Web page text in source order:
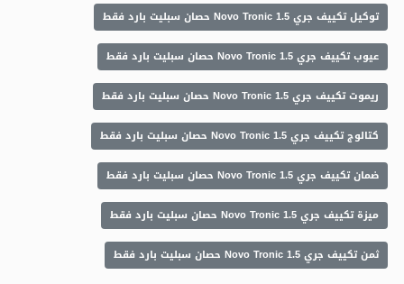
توكيل تكييف جري Novo Tronic 1.5 حصان سبليت بارد فقط
عيوب تكييف جري Novo Tronic 1.5 حصان سبليت بارد فقط
ريموت تكييف جري Novo Tronic 1.5 حصان سبليت بارد فقط
كتالوج تكييف جري Novo Tronic 1.5 حصان سبليت بارد فقط
ضمان تكييف جري Novo Tronic 1.5 حصان سبليت بارد فقط
ميزة تكييف جري Novo Tronic 1.5 حصان سبليت بارد فقط
ثمن تكييف جري Novo Tronic 1.5 حصان سبليت بارد فقط